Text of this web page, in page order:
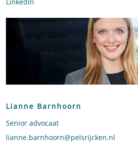
Lianne Barnhoorn
Senior advocaat
Stuur een e-mail naar Lianne Barnhoorn
lianne.barnhoorn@pelsrijcken.nl